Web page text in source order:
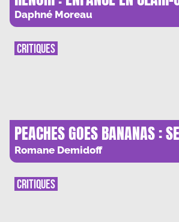
Daphné Moreau
PEACHES GOES BANANAS :
AND ROCK’N’ROLL
Romane Demidoff
CRITIQUES
CRITIQUES